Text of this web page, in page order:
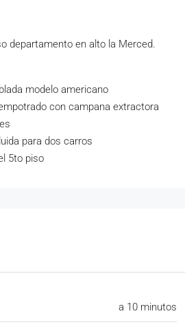
departamento en alto la Merced.
modelo americano
con campana extractora
para dos carros
5to piso
a 10 minutos